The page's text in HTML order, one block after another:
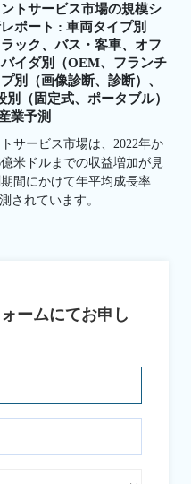
トサービス市場の規模シ
ポート : 車両タイプ別
ック、バス・客車、オフ
イダ別（OEM、フランチ
別（画像診断、診断）、
（固定式、ポータブル）
業予測
サービス市場は、2022年か
米ドルまでの収益増加が見
間にかけて年平均成長率
されています。
ームにてお申し